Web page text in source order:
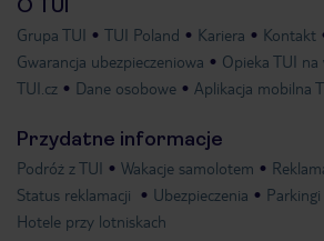
O TUI
Grupa TUI TUI Poland Kariera
Kontakt
Gwarancja ubezpieczeniowa
Opieka TUI
TUI.cz
Dane osobowe Aplikacja mobilna
Przydatne informacje
Podróż z TUI Wakacje samolotem
Status reklamacji
Ubezpieczenia
Parkingi
Hotele przy lotniskach